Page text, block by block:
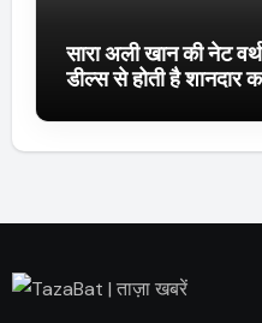
सारा अली खान की नेट
डील्स से होती है शानदार